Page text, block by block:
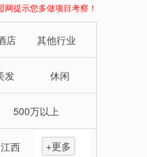
提示您多做项目考察！
店 其他行业
发
休闲
500万以上
+更多
江西
山东